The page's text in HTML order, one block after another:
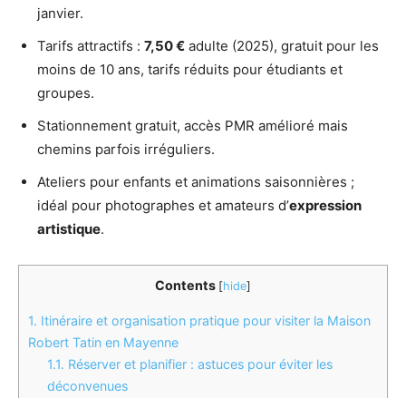
janvier.
Tarifs attractifs : 7,50 € adulte (2025), gratuit pour les
moins de 10 ans, tarifs réduits pour étudiants et
groupes.
Stationnement gratuit, accès PMR amélioré mais
chemins parfois irréguliers.
Ateliers pour enfants et animations saisonnières ;
idéal pour photographes et amateurs d’expression
artistique.
Contents [hide]
1. Itinéraire et organisation pratique pour visiter la Maison
Robert Tatin en Mayenne
1.1. Réserver et planifier : astuces pour éviter les
déconvenues